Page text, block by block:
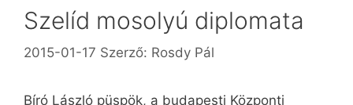
Szelíd mosolyú diplomata
2015-01-17 Szerző: Rosdy Pál
Bíró László püspök, a budapesti Központi